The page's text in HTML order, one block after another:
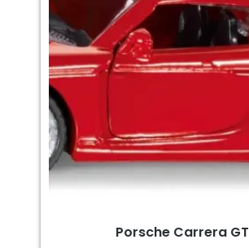
Porsche Carrera GT